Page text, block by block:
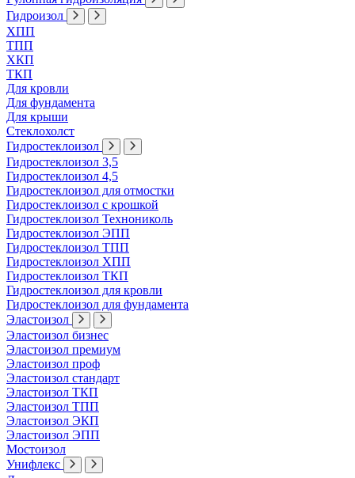
Гидроизол
ХПП
ТПП
ХКП
ТКП
Для кровли
Для фундамента
Для крыши
Стеклохолст
Гидростеклоизол
Гидростеклоизол 3,5
Гидростеклоизол 4,5
Гидростеклоизол для отмостки
Гидростеклоизол с крошкой
Гидростеклоизол Технониколь
Гидростеклоизол ЭПП
Гидростеклоизол ТПП
Гидростеклоизол ХПП
Гидростеклоизол ТКП
Гидростеклоизол для кровли
Гидростеклоизол для фундамента
Эластоизол
Эластоизол бизнес
Эластоизол премиум
Эластоизол проф
Эластоизол стандарт
Эластоизол ТКП
Эластоизол ТПП
Эластоизол ЭКП
Эластоизол ЭПП
Мостоизол
Унифлекс